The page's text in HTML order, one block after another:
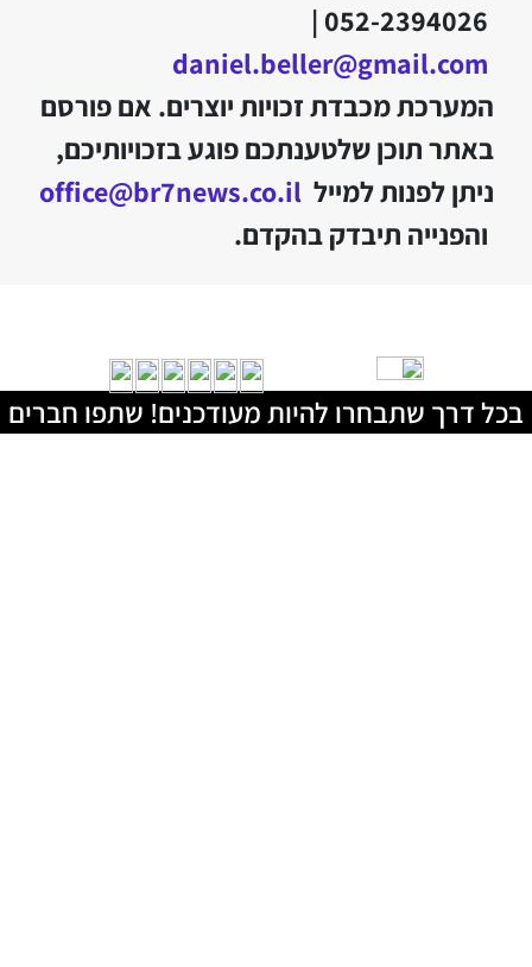
052-2394026 |
daniel.beller@gmail.com
המערכת מכבדת זכויות יוצרים. אם פורסם
באתר תוכן שלטענתכם פוגע בזכויותיכם,
ניתן לפנות למייל office@br7news.co.il
והפנייה תיבדק בהקדם.
בכל דרך שתבחרו להיות מעודכנים! שתפו חברים